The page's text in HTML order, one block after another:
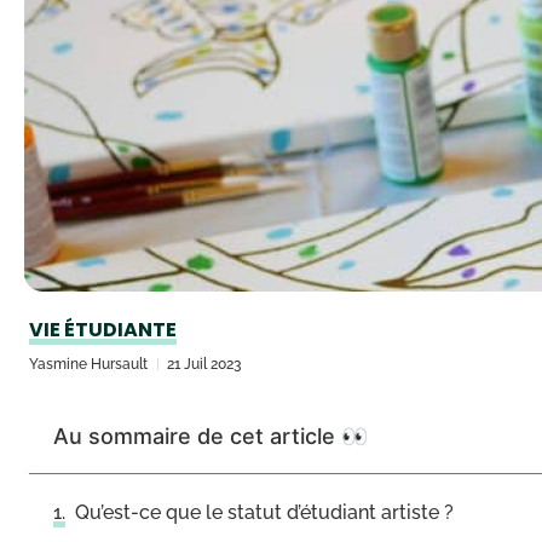
VIE ÉTUDIANTE
Yasmine Hursault 21 Juil 2023
Au sommaire de cet article 👀
Qu’est-ce que le statut d’étudiant artiste ?